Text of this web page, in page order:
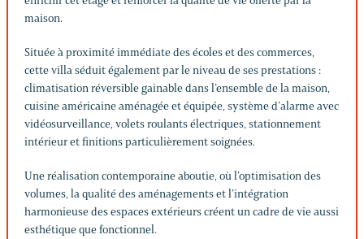
maison.
Située à proximité immédiate des écoles et des commerces,
cette villa séduit également par le niveau de ses prestations :
climatisation réversible gainable dans l’ensemble de la maison,
cuisine américaine aménagée et équipée, système d’alarme avec
vidéosurveillance, volets roulants électriques, stationnement
intérieur et finitions particulièrement soignées.
Une réalisation contemporaine aboutie, où l’optimisation des
volumes, la qualité des aménagements et l’intégration
harmonieuse des espaces extérieurs créent un cadre de vie aussi
esthétique que fonctionnel.